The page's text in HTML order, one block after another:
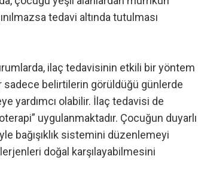
tedavi altında tutulması
ilaç tedavisinin etkili bir yöntem
sadece belirtilerin görüldüğü günlerde
yardımcı olabilir. İlaç tedavisi de
uygulanmaktadır. Çocuğun duyarlı
bağışıklık sistemini düzenlemeyi
doğal karşılayabilmesini